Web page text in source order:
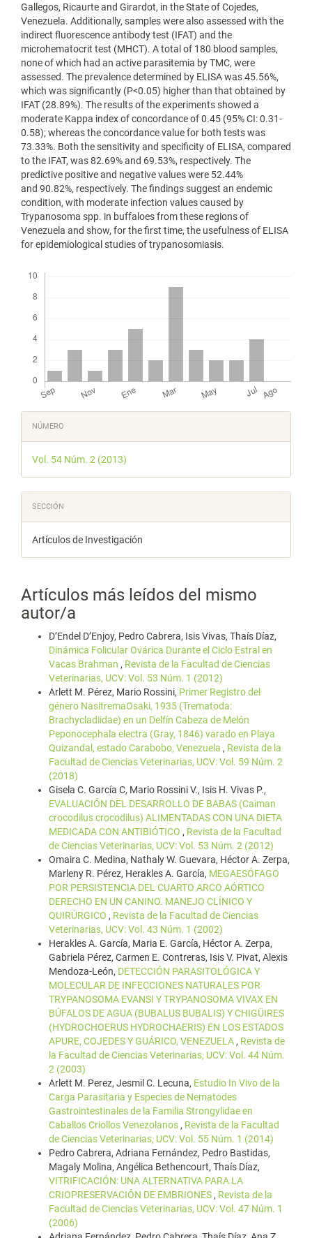
Gallegos, Ricaurte and Girardot, in the State of Cojedes,
Venezuela. Additionally, samples were also assessed with the
indirect fluorescence antibody test (IFAT) and the
microhematocrit test (MHCT). A total of 180 blood samples,
none of which had an active parasitemia by TMC, were
assessed. The prevalence determined by ELISA was 45.56%,
which was significantly (P<0.05) higher than that obtained by
IFAT (28.89%). The results of the experiments showed a
moderate Kappa index of concordance of 0.45 (95% CI: 0.31-
0.58); whereas the concordance value for both tests was
73.33%. Both the sensitivity and specificity of ELISA, compared
to the IFAT, was 82.69% and 69.53%, respectively. The
predictive positive and negative values were 52.44%
and 90.82%, respectively. The findings suggest an endemic
condition, with moderate infection values caused by
Trypanosoma spp. in buffaloes from these regions of
Venezuela and show, for the first time, the usefulness of ELISA
for epidemiological studies of trypanosomiasis.
Detalles
del
artículo
NÚMERO
Vol. 54 Núm. 2 (2013)
SECCIÓN
Artículos de Investigación
Artículos más leídos del mismo
autor/a
D’Endel D’Enjoy, Pedro Cabrera, Isis Vivas, Thaís Díaz,
Dinámica Folicular Ovárica Durante el Ciclo Estral en
Vacas Brahman , Revista de la Facultad de Ciencias
Veterinarias, UCV: Vol. 53 Núm. 1 (2012)
Arlett M. Pérez, Mario Rossini, Primer Registro del
género NasitremaOsaki, 1935 (Trematoda:
Brachycladiidae) en un Delfín Cabeza de Melón
Peponocephala electra (Gray, 1846) varado en Playa
Quizandal, estado Carabobo, Venezuela , Revista de la
Facultad de Ciencias Veterinarias, UCV: Vol. 59 Núm. 2
(2018)
Gisela C. García C, Mario Rossini V., Isis H. Vivas P.,
EVALUACIÓN DEL DESARROLLO DE BABAS (Caiman
crocodilus crocodilus) ALIMENTADAS CON UNA DIETA
MEDICADA CON ANTIBIÓTICO , Revista de la Facultad
de Ciencias Veterinarias, UCV: Vol. 53 Núm. 2 (2012)
Omaira C. Medina, Nathaly W. Guevara, Héctor A. Zerpa,
Marleny R. Pérez, Herakles A. García, MEGAESÓFAGO
POR PERSISTENCIA DEL CUARTO ARCO AÓRTICO
DERECHO EN UN CANINO. MANEJO CLÍNICO Y
QUIRÚRGICO , Revista de la Facultad de Ciencias
Veterinarias, UCV: Vol. 43 Núm. 1 (2002)
Herakles A. García, Maria E. García, Héctor A. Zerpa,
Gabriela Pérez, Carmen E. Contreras, Isis V. Pivat, Alexis
Mendoza-León, DETECCIÓN PARASITOLÓGICA Y
MOLECULAR DE INFECCIONES NATURALES POR
TRYPANOSOMA EVANSI Y TRYPANOSOMA VIVAX EN
BÚFALOS DE AGUA (BUBALUS BUBALIS) Y CHIGÜIRES
(HYDROCHOERUS HYDROCHAERIS) EN LOS ESTADOS
APURE, COJEDES Y GUÁRICO, VENEZUELA, Revista de
la Facultad de Ciencias Veterinarias, UCV: Vol. 44 Núm.
2 (2003)
Arlett M. Perez, Jesmil C. Lecuna, Estudio In Vivo de la
Carga Parasitaria y Especies de Nematodes
Gastrointestinales de la Familia Strongylidae en
Caballos Criollos Venezolanos, Revista de la Facultad
de Ciencias Veterinarias, UCV: Vol. 55 Núm. 1 (2014)
Pedro Cabrera, Adriana Fernández, Pedro Bastidas,
Magaly Molina, Angélica Bethencourt, Thaís Díaz,
VITRIFICACIÓN: UNA ALTERNATIVA PARA LA
CRIOPRESERVACIÓN DE EMBRIONES, Revista de la
Facultad de Ciencias Veterinarias, UCV: Vol. 47 Núm. 1
(2006)